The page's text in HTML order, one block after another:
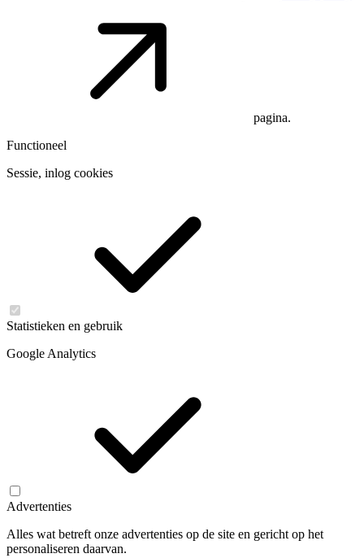
pagina.
Functioneel
Sessie, inlog cookies
Statistieken en gebruik
Google Analytics
Advertenties
Alles wat betreft onze advertenties op de site en gericht op het
personaliseren daarvan.